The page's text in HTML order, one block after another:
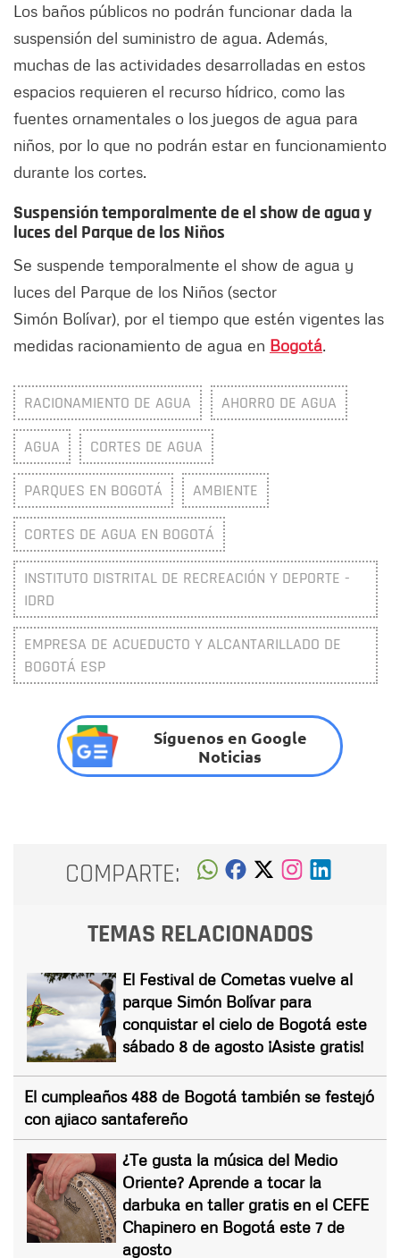
Los baños públicos no podrán funcionar dada la
suspensión del suministro de agua. Además,
muchas de las actividades desarrolladas en estos
espacios requieren el recurso hídrico, como las
fuentes ornamentales o los juegos de agua para
niños, por lo que no podrán estar en funcionamiento
durante los cortes.
Suspensión temporalmente de el show de agua y
luces del Parque de los Niños
Se suspende temporalmente el show de agua y
luces del Parque de los Niños (sector
Simón Bolívar), por el tiempo que estén vigentes las
medidas racionamiento de agua en Bogotá.
RACIONAMIENTO DE AGUA AHORRO DE AGUA
AGUA CORTES DE AGUA
PARQUES EN BOGOTÁ AMBIENTE
CORTES DE AGUA EN BOGOTÁ
INSTITUTO DISTRITAL DE RECREACIÓN Y DEPORTE -
IDRD
EMPRESA DE ACUEDUCTO Y ALCANTARILLADO DE
BOGOTÁ ESP
Síguenos en Google
Noticias
COMPARTE:
TEMAS RELACIONADOS
El Festival de Cometas vuelve al
parque Simón Bolívar para
conquistar el cielo de Bogotá este
sábado 8 de agosto ¡Asiste gratis!
El cumpleaños 488 de Bogotá también se festejó
con ajiaco santafereño
¿Te gusta la música del Medio
Oriente? Aprende a tocar la
darbuka en taller gratis en el CEFE
Chapinero en Bogotá este 7 de
agosto